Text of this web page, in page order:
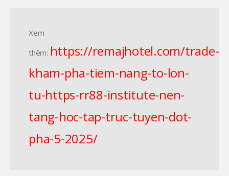
Xem
thêm: https://remajhotel.com/trade-
kham-pha-tiem-nang-to-lon-
tu-https-rr88-institute-nen-
tang-hoc-tap-truc-tuyen-dot-
pha-5-2025/